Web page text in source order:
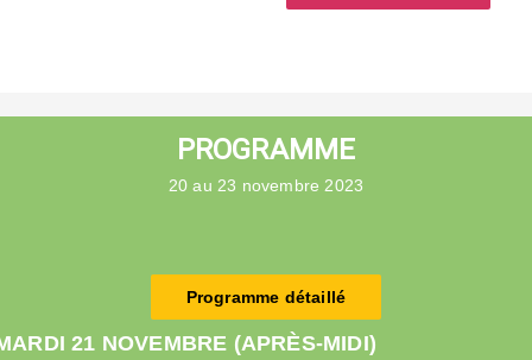
PROGRAMME
20 au 23 novembre 2023
Programme détaillé
21 NOVEMBRE (APRÈS-MIDI)